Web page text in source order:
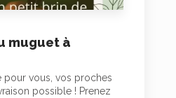
muguet à
pour vous, vos proches
possible ! Prenez